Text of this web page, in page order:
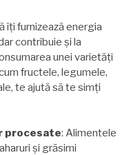
îți furnizează energia
contribuie și la
unei varietăți
fructele, legumele,
te ajută să te simți
procesate: Alimentele
și grăsimi